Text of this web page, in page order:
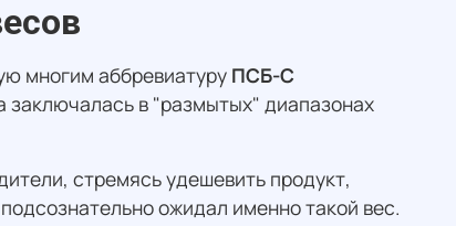
многим аббревиатуру ПСБ-С
в "размытых" диапазонах
стремясь удешевить продукт,
ожидал именно такой вес.